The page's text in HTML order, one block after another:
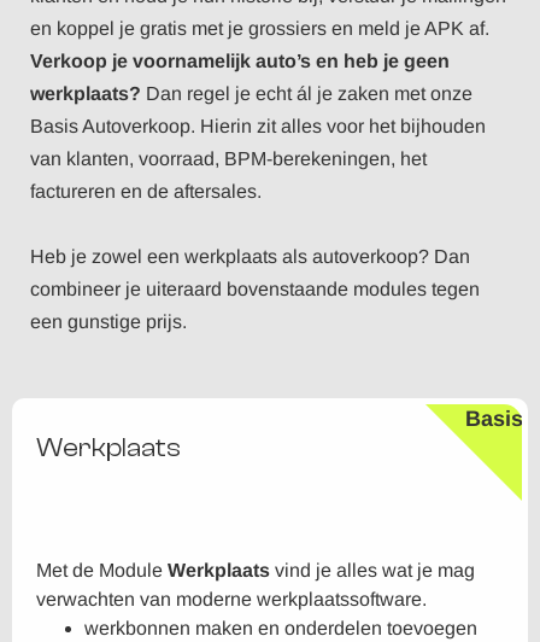
en koppel je gratis met je grossiers en meld je APK af.
Verkoop je voornamelijk auto’s en heb je geen
werkplaats? Dan regel je echt ál je zaken met onze
Basis Autoverkoop. Hierin zit alles voor het bijhouden
van klanten, voorraad, BPM-berekeningen, het
factureren en de aftersales.
Heb je zowel een werkplaats als autoverkoop? Dan
combineer je uiteraard bovenstaande modules tegen
een gunstige prijs.
Werkplaats
Met de Module Werkplaats vind je alles wat je mag
verwachten van moderne werkplaatssoftware.
werkbonnen maken en onderdelen toevoegen
Basis